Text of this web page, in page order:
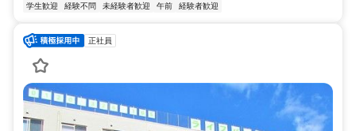
学生歓迎
経験不問 未経験者歓迎 午前 経験者歓迎
正社員